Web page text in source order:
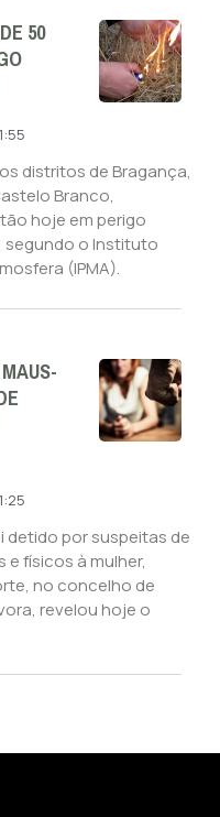
50
distritos de Bragança,
Branco,
hoje em perigo
segundo o Instituto
(IPMA).
detido por suspeitas de
físicos à mulher,
no concelho de
revelou hoje o